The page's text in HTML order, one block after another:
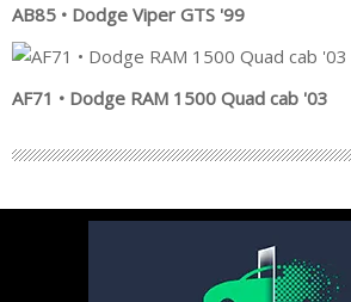
AB85 • Dodge Viper GTS '99
AF71 • Dodge RAM 1500 Quad cab '03